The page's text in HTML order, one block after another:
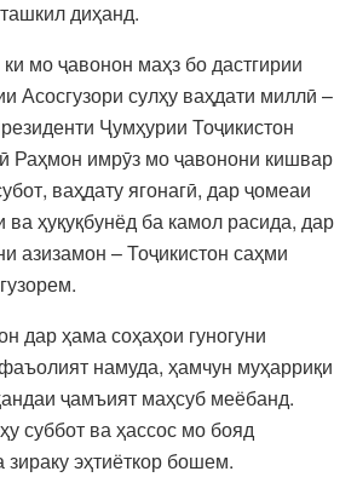
диҳанд.
мо ҷавонон маҳз бо дастгирии
Асосгузори сулҳу ваҳдати миллӣ –
Ҷумҳурии Тоҷикистон
Раҳмон имрӯз мо ҷавонони кишвар
ваҳдату ягонагӣ, дар ҷомеаи
ва ҳуқуқбунёд ба камол расида, дар
азизамон – Тоҷикистон саҳми
дар ҳама соҳаҳои гуногуни
намуда, ҳамчун муҳарриқи
ҷамъият маҳсуб меёбанд.
суббот ва ҳассос мо бояд
эҳтиёткор бошем.